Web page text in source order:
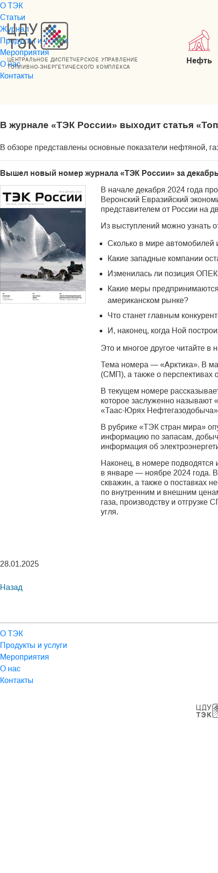
ЦЕНТРАЛЬНОЕ ДИСПЕТЧЕРСКОЕ УПРАВЛЕНИЕ
ТОПЛИВНО-ЭНЕРГЕТИЧЕСКОГО КОМПЛЕКСА
Нефть
О ТЭК
Статьи
Журнал
Продукты и услуги
Мероприятия
О нас
Контакты
В журнале «ТЭК России» выходит статья
В обзоре представлены основные показатели нефтяной,
Вышел новый номер журнала «ТЭК России» за декабрь
В начале декабря 2024 года
Веронский Евразийский
представителем от России на
Из выступлений можно узнать
Сколько в мире автомобилей
Какие западные компании
Изменилась ли позиция
Какие меры
американском рынке?
Что станет главным
И, наконец, когда Ной
Это и многое другое читайте
Тема номера — «Арктика». В
(СМП), а также о перспективах
В текущем номере
которое заслуженно называют
«Таас-Юрях
В рубрике «ТЭК стран мира»
информацию по запасам,
информация об
Наконец, в номере подводятся
в январе — ноябре 2024 года.
скважин, а также о поставках
по внутренним и внешним
газа, производству и отгрузке
угля.
28.01.2025
Назад
О ТЭК
Продукты и услуги
Мероприятия
О нас
Контакты